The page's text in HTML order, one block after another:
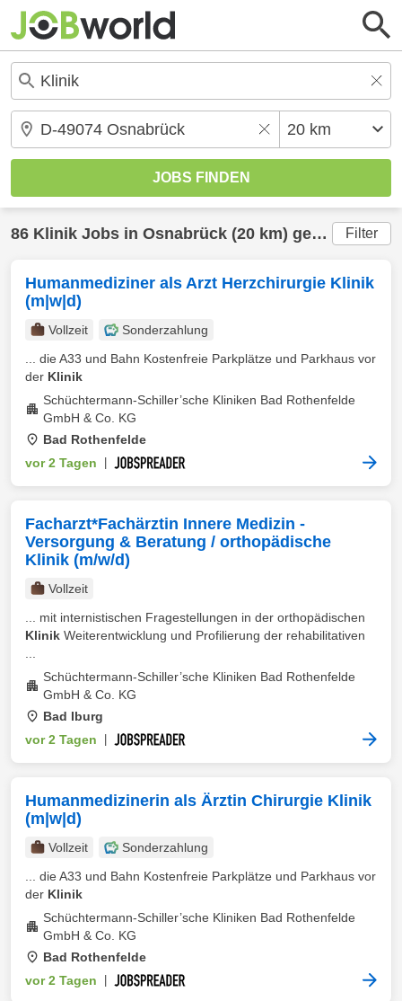
86 Klinik Jobs in Osnabrück (20 km) gefunden Filter
Humanmediziner als Arzt Herzchirurgie Klinik
(m|w|d)
Vollzeit
Sonderzahlung
... die A33 und Bahn Kostenfreie Parkplätze und Parkhaus vor
der Klinik
Schüchtermann-Schiller’sche Kliniken Bad Rothenfelde
GmbH & Co. KG
Bad Rothenfelde
vor 2 Tagen
Facharzt*Fachärztin Innere Medizin -
Versorgung & Beratung / orthopädische
Klinik (m/w/d)
Vollzeit
... mit internistischen Fragestellungen in der orthopädischen
Klinik Weiterentwicklung und Profilierung der rehabilitativen
Schüchtermann-Schiller’sche Kliniken Bad Rothenfelde
GmbH & Co. KG
Bad Iburg
vor 2 Tagen
Humanmedizinerin als Ärztin Chirurgie Klinik
(m|w|d)
Vollzeit
Sonderzahlung
... die A33 und Bahn Kostenfreie Parkplätze und Parkhaus vor
der Klinik
Schüchtermann-Schiller’sche Kliniken Bad Rothenfelde
GmbH & Co. KG
Bad Rothenfelde
vor 2 Tagen